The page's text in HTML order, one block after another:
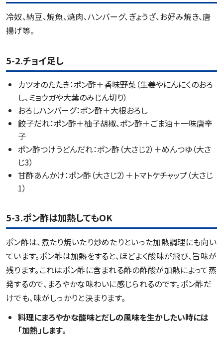
冷奴、納豆、焼魚、焼肉、ハンバーグ、ぎょうざ、お好み焼き、唐
揚げ等。
5-2.チョイ足し
カツオのたたき：ポン酢＋香味野菜（生姜やにんにくのおろ
し、ミョウガや大葉のみじん切り）
おろしハンバーグ：ポン酢＋大根おろし
餃子だれ：ポン酢＋柚子胡椒、ポン酢＋ごま油＋一味唐辛
子
ポン酢つけうどんだれ：ポン酢（大さじ2）＋めんつゆ（大さ
じ3）
甘酢あんかけ：ポン酢（大さじ2）＋トマトケチャップ（大さじ
1）
5-3.ポン酢は加熱してもOK
ポン酢は、煮たり焼いたり炒めたりといった加熱調理にも向い
ています。ポン酢は加熱をすると、ほどよく酸味が飛び、旨味が
残ります。これはポン酢に含まれる酢の酢酸が加熱によって蒸
発するので、まろやかな味わいに感じられるのです。ポン酢だ
けでも、味がしっかりと決まります。
料理にまろやかな酸味とだしの風味を生かしたい時には
「加熱」します。